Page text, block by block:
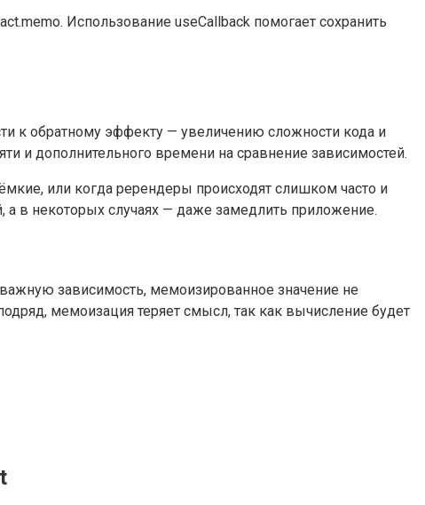
Использование useCallback помогает сохранить
к обратному эффекту — увеличению сложности кода и
и дополнительного времени на сравнение зависимостей.
или когда ререндеры происходят слишком часто и
в некоторых случаях — даже замедлить приложение.
зависимость, мемоизированное значение не
мемоизация теряет смысл, так как вычисление будет